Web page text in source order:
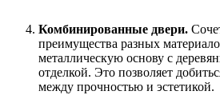
Комбинированные двери.
преимущества разных
металлическую основу с
отделкой. Это позволяет
между прочностью и эстетикой.